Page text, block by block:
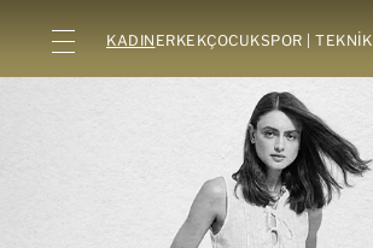
KADIN ERKEKÇOCUKSPOR | TEKNİK